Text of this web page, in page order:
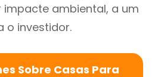
impacte ambiental, a um
o investidor.
Sobre Casas Para